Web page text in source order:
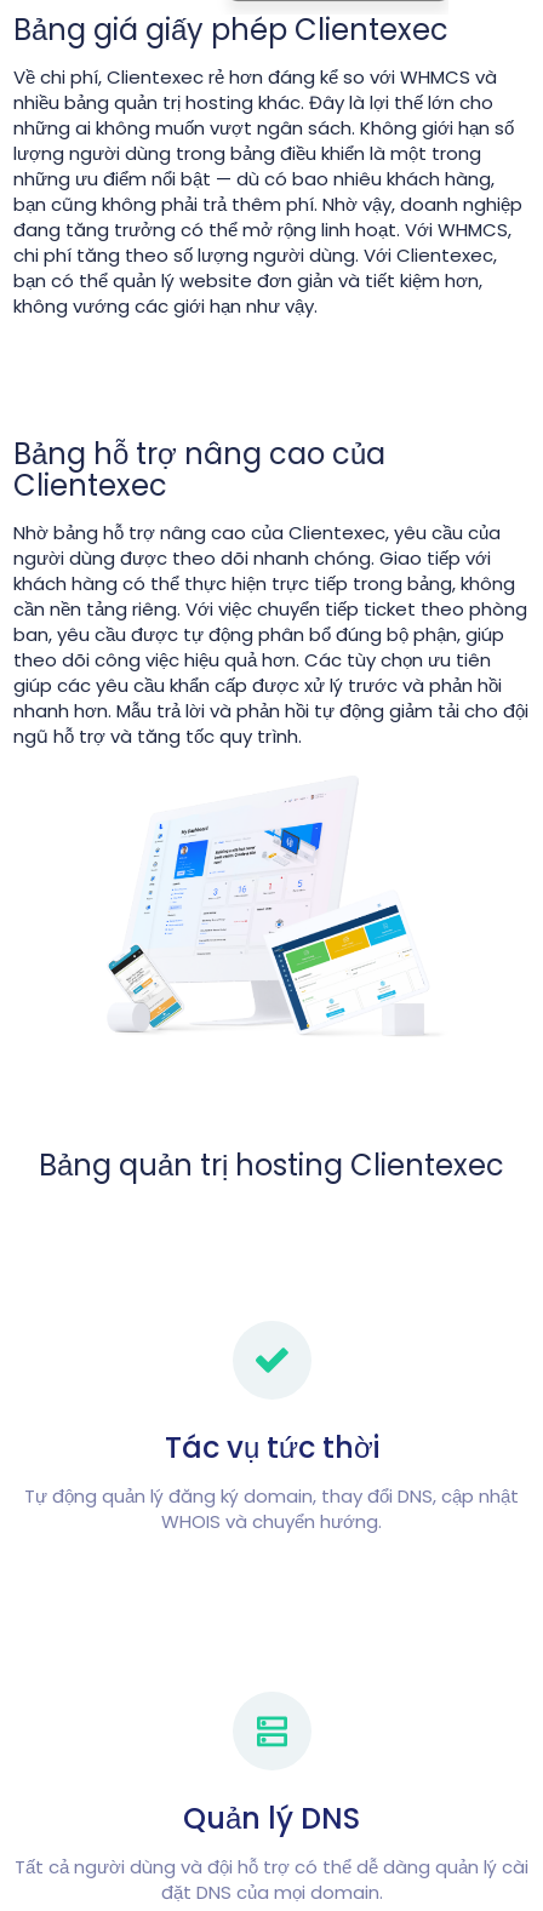
Bảng giá giấy phép Clientexec
Về chi phí, Clientexec rẻ hơn đáng kể so với WHMCS và
nhiều bảng quản trị hosting khác. Đây là lợi thế lớn cho
những ai không muốn vượt ngân sách. Không giới hạn số
lượng người dùng trong bảng điều khiển là một trong
những ưu điểm nổi bật — dù có bao nhiêu khách hàng,
bạn cũng không phải trả thêm phí. Nhờ vậy, doanh nghiệp
đang tăng trưởng có thể mở rộng linh hoạt. Với WHMCS,
chi phí tăng theo số lượng người dùng. Với Clientexec,
bạn có thể quản lý website đơn giản và tiết kiệm hơn,
không vướng các giới hạn như vậy.
Bảng hỗ trợ nâng cao của
Clientexec
Nhờ bảng hỗ trợ nâng cao của Clientexec, yêu cầu của
người dùng được theo dõi nhanh chóng. Giao tiếp với
khách hàng có thể thực hiện trực tiếp trong bảng, không
cần nền tảng riêng. Với việc chuyển tiếp ticket theo phòng
ban, yêu cầu được tự động phân bổ đúng bộ phận, giúp
theo dõi công việc hiệu quả hơn. Các tùy chọn ưu tiên
giúp các yêu cầu khẩn cấp được xử lý trước và phản hồi
nhanh hơn. Mẫu trả lời và phản hồi tự động giảm tải cho đội
ngũ hỗ trợ và tăng tốc quy trình.
Bảng quản trị hosting Clientexec
Tác vụ tức thời
Tự động quản lý đăng ký domain, thay đổi DNS, cập nhật
WHOIS và chuyển hướng.
Quản lý DNS
Tất cả người dùng và đội hỗ trợ có thể dễ dàng quản lý cài
đặt DNS của mọi domain.